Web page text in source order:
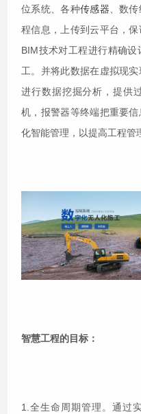
位系统、各种传感器 、数
程信息，上传到云平台，
BIM技术对工程进行精确
工。并将此数据在虚拟现
进行数据挖掘分析，提供
机，报警器等终端把重要
化智能管理，以提高工程管
智慧工程的目标：
1.全生命周期管理。通过